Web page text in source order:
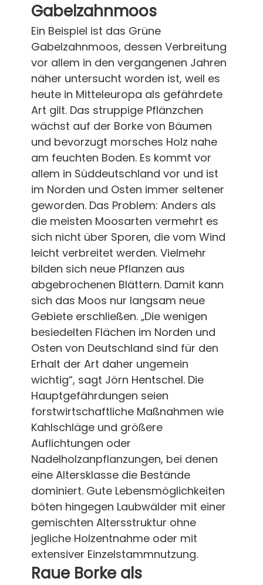
Gabelzahnmoos​
Ein Beispiel ist das Grüne
Gabelzahnmoos, dessen Verbreitung
vor allem in den vergangenen Jahren
näher untersucht worden ist, weil es
heute in Mitteleuropa als gefährdete
Art gilt. Das struppige Pflänzchen
wächst auf der Borke von Bäumen
und bevorzugt morsches Holz nahe
am feuchten Boden. Es kommt vor
allem in Süddeutschland vor und ist
im Norden und Osten immer seltener
geworden. Das Problem: Anders als
die meisten Moosarten vermehrt es
sich nicht über Sporen, die vom Wind
leicht verbreitet werden. Vielmehr
bilden sich neue Pflanzen aus
abgebrochenen Blättern. Damit kann
sich das Moos nur langsam neue
Gebiete erschließen. „Die wenigen
besiedelten Flächen im Norden und
Osten von Deutschland sind für den
Erhalt der Art daher ungemein
wichtig“, sagt Jörn Hentschel. Die
Hauptgefährdungen seien
forstwirtschaftliche Maßnahmen wie
Kahlschläge und größere
Auflichtungen oder
Nadelholzanpflanzungen, bei denen
eine Altersklasse die Bestände
dominiert. Gute Lebensmöglichkeiten
böten hingegen Laubwälder mit einer
gemischten Altersstruktur ohne
jegliche Holzentnahme oder mit
extensiver Einzelstammnutzung.
Raue Borke als